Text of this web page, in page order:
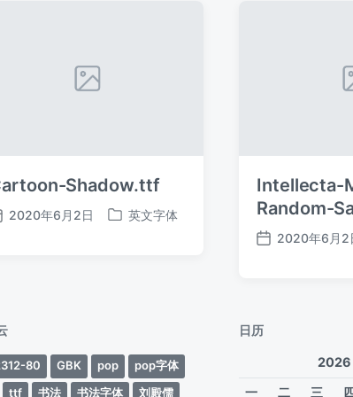
Shadow.ttf
2020年6月2日
发
英文字体
Intellecta-
Random-
发
2020年6月2
80 GBK pop
pop字体
ttf
书法 书法字体 刘殿儒
日历
2026
一
二 三